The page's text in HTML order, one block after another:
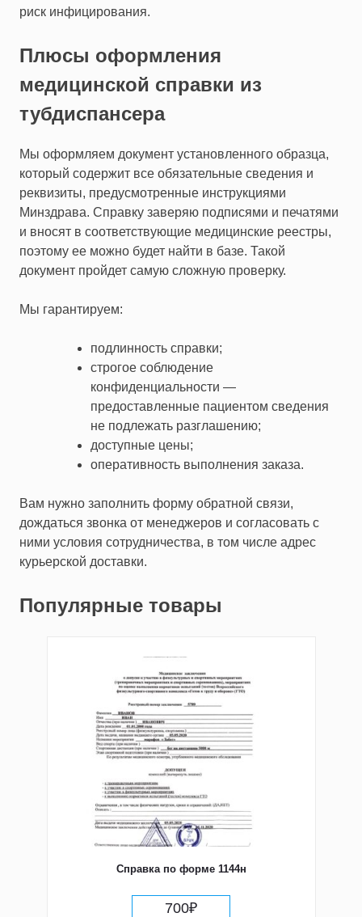
риск инфицирования.
Плюсы оформления
медицинской справки из
тубдиспансера
Мы оформляем документ установленного образца,
который содержит все обязательные сведения и
реквизиты, предусмотренные инструкциями
Минздрава. Справку заверяю подписями и печатями
и вносят в соответствующие медицинские реестры,
поэтому ее можно будет найти в базе. Такой
документ пройдет самую сложную проверку.
Мы гарантируем:
подлинность справки;
строгое соблюдение
конфиденциальности —
предоставленные пациентом сведения
не подлежать разглашению;
доступные цены;
оперативность выполнения заказа.
Вам нужно заполнить форму обратной связи,
дождаться звонка от менеджеров и согласовать с
ними условия сотрудничества, в том числе адрес
курьерской доставки.
Популярные товары
Справка по форме 1144н
700₽